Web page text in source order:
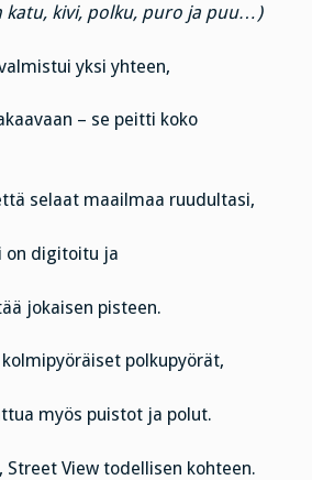
katu, kivi, polku, puro ja puu…)
yksi yhteen,
– se peitti koko
selaat maailmaa ruudultasi,
on digitoitu ja
jokaisen pisteen.
polkupyörät,
myös puistot ja polut.
View todellisen kohteen.